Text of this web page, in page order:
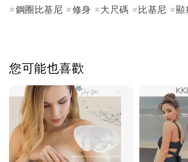
#鋼圈比基尼 #修身 #大尺碼 #比基尼 #顯
您可能也喜歡